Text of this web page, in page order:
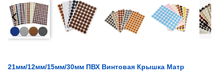
21мм/12мм/15мм/30мм ПВХ Винтовая Крышка Матр